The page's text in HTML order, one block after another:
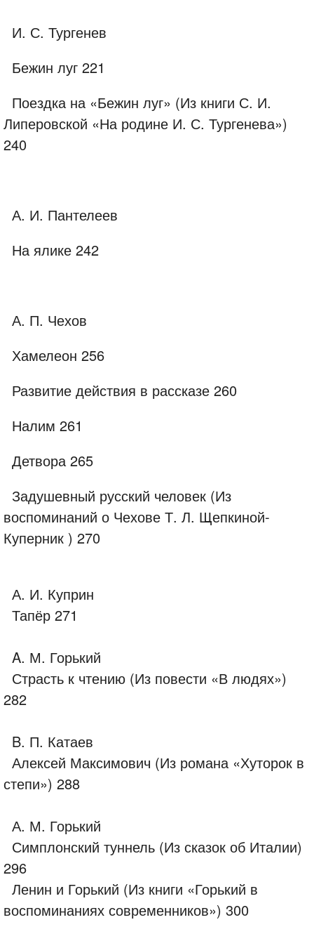
И. С. Тургенев
Бежин луг 221
Поездка на «Бежин луг» (Из книги С. И.
Липеровской «На родине И. С. Тургенева»)
240
А. И. Пантелеев
На ялике 242
А. П. Чехов
Хамелеон 256
Развитие действия в рассказе 260
Налим 261
Детвора 265
Задушевный русский человек (Из
воспоминаний о Чехове Т. Л. Щепкиной-
Куперник ) 270
А. И. Куприн
Тапёр 271
A. М. Горький
Страсть к чтению (Из повести «В людях»)
282
B. П. Катаев
Алексей Максимович (Из романа «Хуторок в
степи») 288
А. М. Горький
Симплонский туннель (Из сказок об Италии)
296
Ленин и Горький (Из книги «Горький в
воспоминаниях современников») 300